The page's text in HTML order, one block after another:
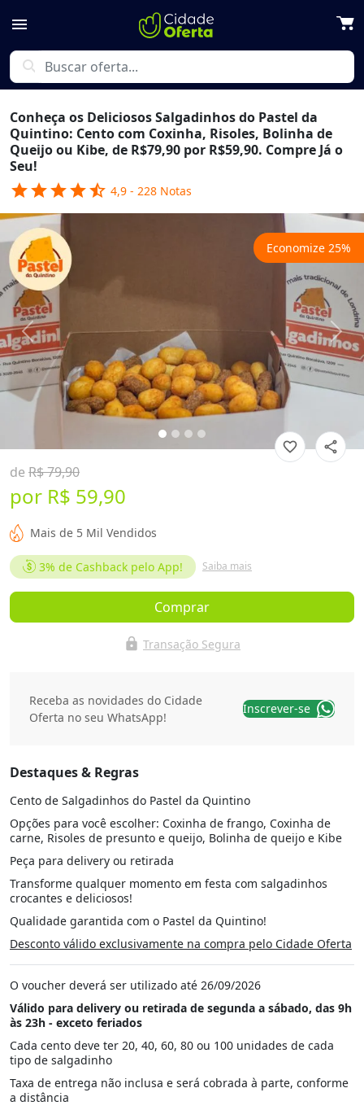
menu
search
Conheça os Deliciosos Salgadinhos do Pastel da
Quintino: Cento com Coxinha, Risoles, Bolinha de
Queijo ou Kibe, de R$79,90 por R$59,90. Compre Já o
Seu!
starstarstarstarstar_half 4,9 - 228 Notas
favorite_border share
Economize 25%
Previous Next
de R$ 79,90
por R$ 59,90
Mais de 5 Mil Vendidos
3% de Cashback pelo App! Saiba mais
Comprar
lock Transação Segura
Receba as novidades do Cidade
Oferta no seu WhatsApp!
Inscrever-se
Destaques & Regras
Cento de Salgadinhos do Pastel da Quintino
Opções para você escolher: Coxinha de frango, Coxinha de
carne, Risoles de presunto e queijo, Bolinha de queijo e Kibe
Peça para delivery ou retirada
Transforme qualquer momento em festa com salgadinhos
crocantes e deliciosos!
Qualidade garantida com o Pastel da Quintino!
Desconto válido exclusivamente na compra pelo Cidade Oferta
O voucher deverá ser utilizado até 26/09/2026
Válido para delivery ou retirada de segunda a sábado, das 9h
às 23h - exceto feriados
Cada cento deve ter 20, 40, 60, 80 ou 100 unidades de cada
tipo de salgadinho
Taxa de entrega não inclusa e será cobrada à parte, conforme
a distância